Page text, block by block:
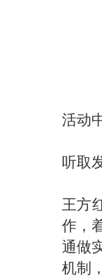
活动
听取
王方
作，
通做
机制